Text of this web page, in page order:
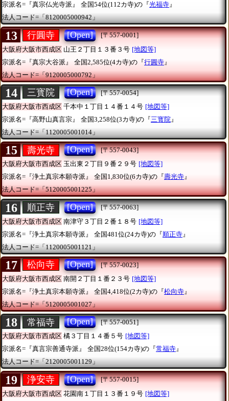
宗派名=『真宗仏光寺派』
全国54位(112カ寺)の『光福寺』
法人コード=「8120005000942」
13 行圓寺 [Open]
[〒557-0001]
大阪府大阪市西成区 山王２丁目１３番３号 [地図等]
宗派名=『真宗大谷派』
全国2,585位(4カ寺)の『行圓寺 』
法人コード=「9120005000792」
14 三寳院 [Open]
[〒557-0054]
大阪府大阪市西成区 千本中１丁目１４番１４号 [地図等]
宗派名=『高野山真言宗』
全国3,258位(3カ寺)の『三寳院 』
法人コード=「1120005001014」
15 壽光寺 [Open]
[〒557-0043]
大阪府大阪市西成区 玉出東２丁目９番２９号 [地図等]
宗派名=『浄土真宗本願寺派』
全国1,830位(6カ寺)の『壽光寺』
法人コード=「5120005001225」
16 順正寺 [Open]
[〒557-0063]
大阪府大阪市西成区 南津守３丁目２番１８号 [地図等]
宗派名=『浄土真宗本願寺派』
全国481位(24カ寺)の『順正寺 』
法人コード=「1120005001121」
17 松向寺 [Open]
[〒557-0023]
大阪府大阪市西成区 南開２丁目１番２３号 [地図等]
宗派名=『浄土真宗本願寺派』
全国4,418位(2カ寺)の『松向寺 』
法人コード=「5120005001027」
18 常福寺 [Open]
[〒557-0051]
大阪府大阪市西成区 橘３丁目１４番５号 [地図等]
宗派名=『真言宗善通寺派』
全国28位(154カ寺)の『常福寺』
法人コード=「2120005001129」
19 浄安寺 [Open]
[〒557-0015]
大阪府大阪市西成区 花園南１丁目１３番１９号 [地図等]